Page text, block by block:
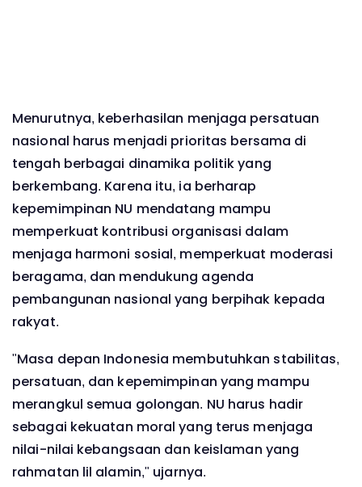
Menurutnya, keberhasilan menjaga persatuan
nasional harus menjadi prioritas bersama di
tengah berbagai dinamika politik yang
berkembang. Karena itu, ia berharap
kepemimpinan NU mendatang mampu
memperkuat kontribusi organisasi dalam
menjaga harmoni sosial, memperkuat moderasi
beragama, dan mendukung agenda
pembangunan nasional yang berpihak kepada
rakyat.
"Masa depan Indonesia membutuhkan stabilitas,
persatuan, dan kepemimpinan yang mampu
merangkul semua golongan. NU harus hadir
sebagai kekuatan moral yang terus menjaga
nilai-nilai kebangsaan dan keislaman yang
rahmatan lil alamin," ujarnya.